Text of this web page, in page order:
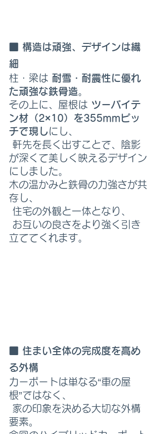
■ 構造は頑強、デザインは繊
細
柱・梁は 耐雪・耐震性に優れ
た頑強な鉄骨造。
その上に、屋根は ツーバイテ
ン材（2×10）を355mmピッ
チで現しにし、
が深くて美しく映えるデザイン
にしました。
木の温かみと鉄骨の力強さが共
存し、
住宅の外観と一体となり、
立ててくれます。
■ 住まい全体の完成度を高め
る外構
カーポートは単なる“車の屋
根”ではなく、
要素。